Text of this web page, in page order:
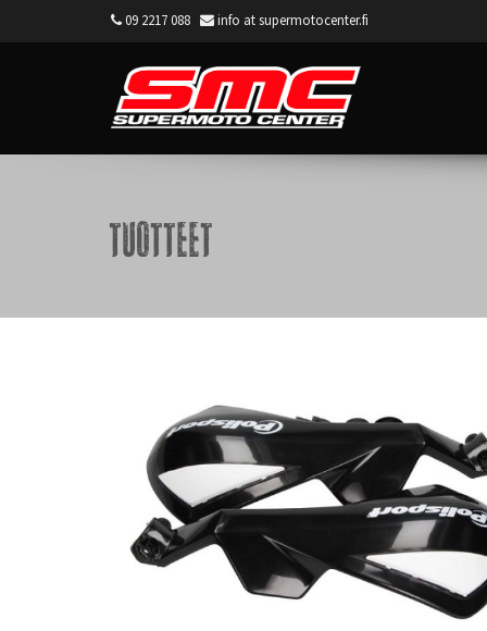
09 2217 088 info at supermotocenter.fi
Tuotteet